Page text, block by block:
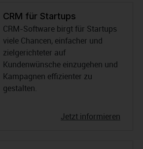
CRM für Startups
CRM-Software birgt für Startups
viele Chancen, einfacher und
zielgerichteter auf
Kundenwünsche einzugehen und
Kampagnen effizienter zu
gestalten.
Jetzt informieren